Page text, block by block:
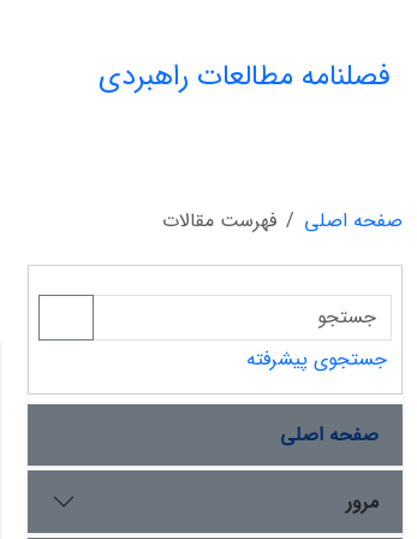
فصلنامه مطالعات راهبردی
صفحه اصلی
فهرست مقالات
جستجوی پیشرفته
صفحه اصلی
مرور